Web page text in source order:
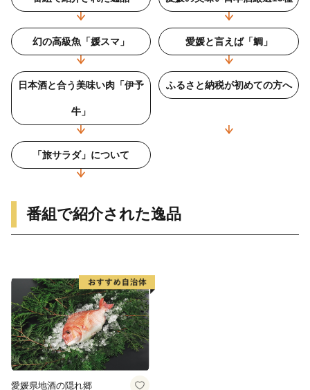
幻の高級魚「媛スマ」 愛媛と言えば「鯛」
日本酒と合う美味い肉「伊予
牛」
ふるさと納税が初めての方へ
「旅サラダ」について
番組で紹介された逸品
愛媛県地酒の隠れ郷